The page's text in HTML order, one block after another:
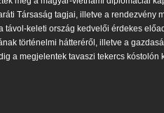
Társaság tagjai, illetve a rendezvény
távol-keleti ország kedvelői érdekes
történelmi hátteréről, illetve a
a megjelentek tavaszi tekercs kóstolón